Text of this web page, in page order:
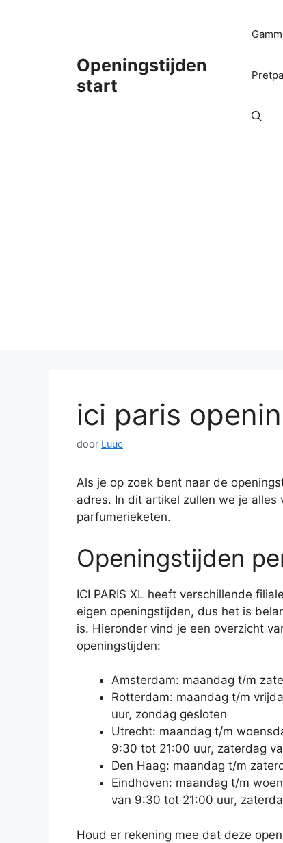
Openingstijden
start
ici paris
door Luuc
Als je op zoek bent naar de
adres. In dit artikel zullen we je
parfumerieketen.
Openingstijden
ICI PARIS XL heeft verschillende
eigen openingstijden, dus het is
is. Hieronder vind je een overzicht
openingstijden:
Amsterdam: maandag t/m
Rotterdam: maandag t/m
uur, zondag gesloten
Utrecht: maandag t/m
9:30 tot 21:00 uur, zaterdag
Den Haag: maandag t/m
Eindhoven: maandag t/m
van 9:30 tot 21:00 uur,
Houd er rekening mee dat deze